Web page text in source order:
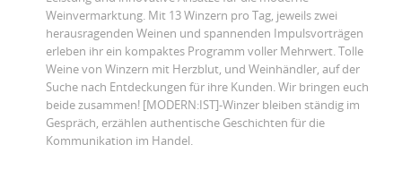
Weinvermarktung. Mit 13 Winzern pro Tag, jeweils zwei
herausragenden Weinen und spannenden Impulsvorträgen
erleben ihr ein kompaktes Programm voller Mehrwert. Tolle
Weine von Winzern mit Herzblut, und Weinhändler, auf der
Suche nach Entdeckungen für ihre Kunden. Wir bringen euch
beide zusammen! [MODERN:IST]-Winzer bleiben ständig im
Gespräch, erzählen authentische Geschichten für die
Kommunikation im Handel.